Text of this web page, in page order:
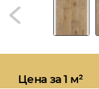
Цена за 1 м²